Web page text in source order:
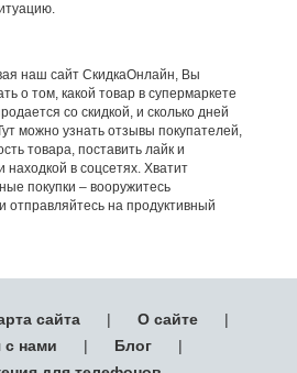
наш сайт СкидкаОнлайн, Вы
о том, какой товар в супермаркете
со скидкой, и сколько дней
можно узнать отзывы покупателей,
товара, поставить лайк и
находкой в соцсетях. Хватит
покупки – вооружитесь
на продуктивный
сайта | О сайте
|
с нами
| Блог
|